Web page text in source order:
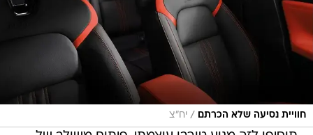
חוויית נסיעה שלא הכרתם / יח"צ